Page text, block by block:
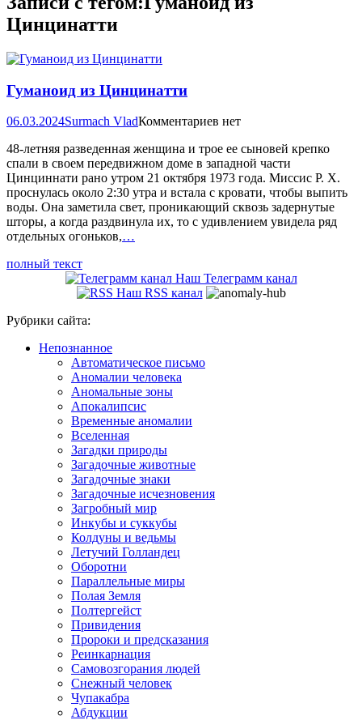
Цинцинатти
Гуманоид из Цинцинатти
06.03.2024Surmach VladКомментариев нет
48-летняя разведенная женщина и трое ее сыновей крепко
спали в своем передвижном доме в западной части
Цинциннати рано утром 21 октября 1973 года. Миссис Р. Х.
проснулась около 2:30 утра и встала с кровати, чтобы выпить
воды. Она заметила свет, проникающий сквозь задернутые
шторы, а когда раздвинула их, то с удивлением увидела ряд
отдельных огоньков,…
полный текст
Наш Телеграмм канал
Наш RSS канал
Рубрики сайта:
Непознанное
Автоматическое письмо
Аномалии человека
Аномальные зоны
Апокалипсис
Временные аномалии
Вселенная
Загадки природы
Загадочные животные
Загадочные знаки
Загадочные исчезновения
Загробный мир
Инкубы и суккубы
Колдуны и ведьмы
Летучий Голландец
Оборотни
Параллельные миры
Полая Земля
Полтергейст
Привидения
Пророки и предсказания
Реинкарнация
Самовозгорания людей
Снежный человек
Чупакабра
Абдукции